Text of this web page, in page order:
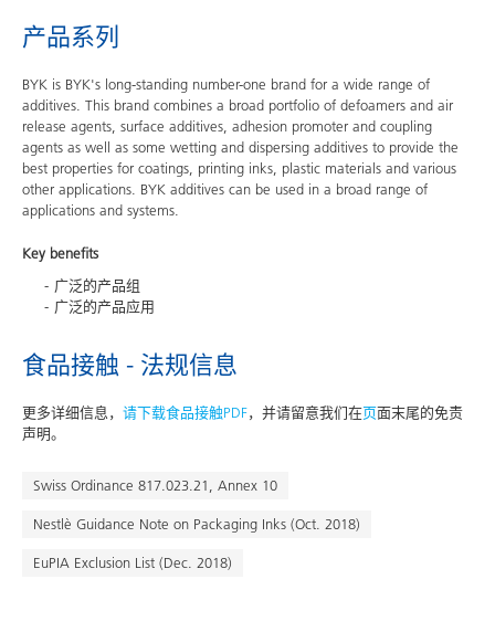
产品系列
BYK is BYK's long-standing number-one brand for a wide range of
additives. This brand combines a broad portfolio of defoamers and air
release agents, surface additives, adhesion promoter and coupling
agents as well as some wetting and dispersing additives to provide the
best properties for coatings, printing inks, plastic materials and various
other applications. BYK additives can be used in a broad range of
applications and systems.
Key benefits
广泛的产品组
广泛的产品应用
食品接触 - 法规信息
更多详细信息， 请下载食品接触PDF，并请留意我们在页面末尾的免责
声明。
Swiss Ordinance 817.023.21, Annex 10
Nestlè Guidance Note on Packaging Inks (Oct. 2018)
EuPIA Exclusion List (Dec. 2018)